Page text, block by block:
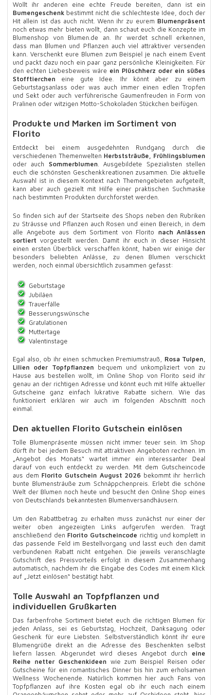
Wollt ihr anderen eine echte Freude bereiten, dann ist ein
Bumengeschenk bestimmt nicht die schlechteste Idee, doch der
Hit allein ist das auch nicht. Wenn ihr zu eurem Blumenpräsent
noch etwas mehr bieten wollt, dann schaut euch die Konzepte im
Blumenshop von Blumen.de an. Ihr werdet schnell erkennen,
dass man Blumen und Pflanzen auch viel attraktiver versenden
kann. Verschenkt eure Blumen zum Beispiel je nach einem Event
und packt dazu noch ein paar ganz persönliche Kleinigkeiten. Für
den echten Liebesbeweis wäre ein Plüschherz oder ein süßes
Stofftierchen eine gute Idee. Ihr könnt aber zu einem
Geburtstagsanlass oder was auch immer einen edlen Tropfen
und Sekt oder auch verführerische Gaumenfreuden in Form von
Pralinen oder witzigen Motto-Schokoladen Stückchen beifügen.
Produkte und Marken im Sortiment von
Florito
Entdeckt bei einem ausgedehnten Rundgang durch die
verschiedenen Themenwelten Herbststräuße, Frühlingsblumen
oder auch Sommerblumen. Ausgebildete Spezialisten stellen
euch die schönsten Geschenkkreationen zusammen. Die aktuelle
Auswahl ist in diesem Kontext nach Themengebieten aufgeteilt,
kann aber auch gezielt mit Hilfe einer praktischen Suchmaske
nach bestimmten Produkten durchforstet werden.
So finden sich auf der Startseite des Shops neben den Rubriken
zu Sträusse und Pflanzen auch Rosen und einen Bereich, in dem
alle Angebote aus dem Sortiment von Florito nach Anlässen
sortiertvorgestellt werden. Damit ihr euch in dieser Hinsicht
einen ersten Überblick verschaffen könnt, haben wir einige der
besonders beliebten Anlässe, zu denen Blumen verschickt
werden, noch einmal übersichtlich zusammen gefasst:
Geburtstage
Jubiläen
Trauerfälle
Besserungswünsche
Gratulationen
Muttertage
Valentinstage
Egal also, ob ihr einen schmucken Premiumstrauß, Rosa Tulpen,
Lilien oder Topfpflanzen bequem und unkompliziert von zu
Hause aus bestellen wollt, im Online Shop von Florito seid ihr
genau an der richtigen Adresse und könnt euch mit Hilfe aktueller
Gutscheine ganz einfach lukrative Rabatte sichern. Wie das
funktioniert erklären wir auch im folgenden Abschnitt noch
einmal.
Den aktuellen Florito Gutschein einlösen
Tolle Blumenpräsente müssen nicht immer teuer sein. Im Shop
dürft ihr bei jedem Besuch mit attraktiven Angeboten rechnen. Im
„Angebot des Monats“ wartet immer ein interessanter Deal
darauf von euch entdeckt zu werden. Mit dem Gutscheincode
aus dem Florito Gutschein August 2026 bekommt ihr herrlich
bunte Blumensträuße zum Schnäppchenpreis. Erlebt die schöne
Welt der Blumen noch heute und besucht den Online Shop eines
von Deutschlands bekanntesten Blumenversandhäusern.
Um den Rabattbetrag zu erhalten muss zunächst nur einer der
weiter oben angezeigten Links aufgerufen werden. Tragt
anschließend den Florito Gutscheincode richtig und komplett in
das passende Feld im Bestellvorgang und lasst euch den damit
verbundenen Rabatt nicht entgehen. Die jeweils veranschlagte
Gutschrift des Preisvorteils erfolgt in diesem Zusammenhang
automatisch, nachdem ihr die Eingabe des Codes mit einem Klick
auf „Jetzt einlösen“ bestätigt habt.
Tolle Auswahl an Topfpflanzen und
individuellen Grußkarten
Das farbenfrohe Sortiment bietet euch die richtigen Blumen für
jeden Anlass, sei es Geburtstag, Hochzeit, Danksagung oder
Geschenk für eure Liebsten. Selbstverständlich könnt ihr eure
Blumengrüße direkt an die Adresse des Beschenkten selbst
liefern lassen. Abgerundet wird dieses Angebot durch eine
Reihe netter Geschenkideen wie zum Beispiel Reisen oder
Gutscheine für ein romantisches Dinner bis hin zum erholsamen
Wellness Wochenende. Natürlich kommen hier auch Fans von
Topfpflanzen auf ihre Kosten egal ob ihr euch nach einem